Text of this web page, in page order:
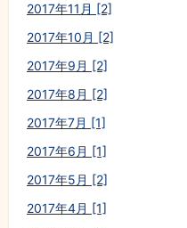
2017年11月 [2]
2017年10月 [2]
2017年9月 [2]
2017年8月 [2]
2017年7月 [1]
2017年6月 [1]
2017年5月 [2]
2017年4月 [1]